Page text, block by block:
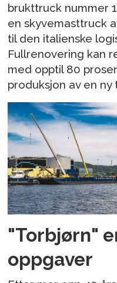
brukttruck nummer
en skyvemasttruck
til den italienske
Fullrenovering kan
med opptil 80
produksjon av en ny
"Torbjørn"
oppgaver